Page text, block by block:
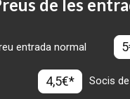
de les
entrada normal
4,5€* Socis